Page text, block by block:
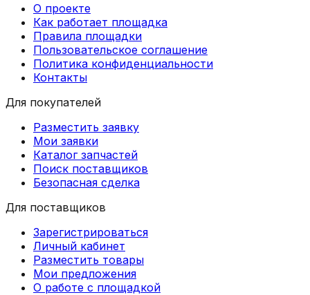
О проекте
Как работает площадка
Правила площадки
Пользовательское соглашение
Политика конфиденциальности
Контакты
Для покупателей
Разместить заявку
Мои заявки
Каталог запчастей
Поиск поставщиков
Безопасная сделка
Для поставщиков
Зарегистрироваться
Личный кабинет
Разместить товары
Мои предложения
О работе с площадкой